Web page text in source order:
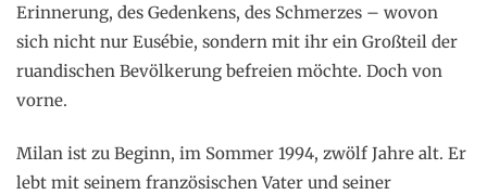
Erinnerung, des Gedenkens, des Schmerzes – wovon
sich nicht nur Eusébie, sondern mit ihr ein Großteil der
ruandischen Bevölkerung befreien möchte. Doch von
vorne.
Milan ist zu Beginn, im Sommer 1994, zwölf Jahre alt. Er
lebt mit seinem französischen Vater und seiner